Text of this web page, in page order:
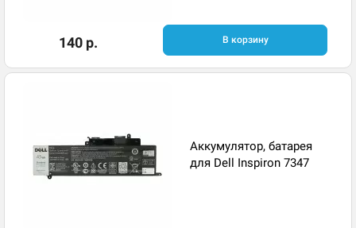
140 р. В корзину
Аккумулятор, батарея
для Dell Inspiron 7347